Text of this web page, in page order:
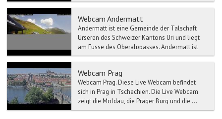
Zermatt und S...
Webcam Andermatt
Andermatt ist eine Gemeinde der Talschaft
Urseren des Schweizer Kantons Uri und liegt
am Fusse des Oberalppasses. Andermatt ist
Hauptort des Ursere...
Webcam Prag
Webcam Prag. Diese Live Webcam befindet
sich in Prag in Tschechien. Die Live Webcam
zeigt die Moldau, die Prager Burg und die ...